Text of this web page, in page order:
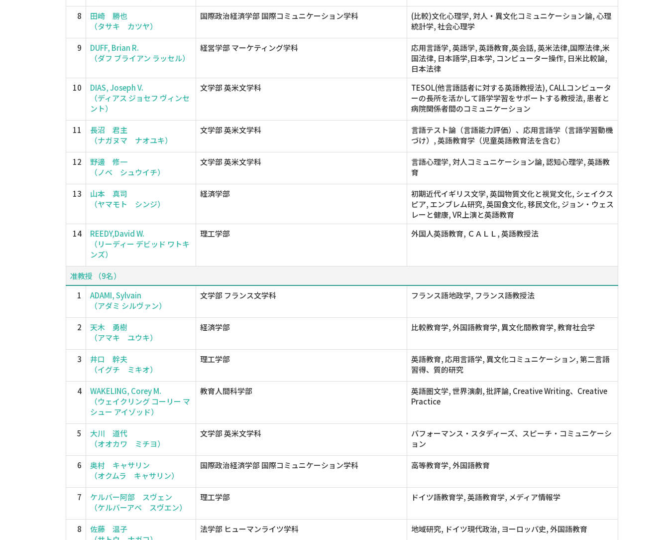
8
田崎 勝也
（タサキ カツヤ）
国際政治経済学部 国際コミュニケーション学科
(比較)文化心理学, 対人・異文化コミュニケーション論, 心理
統計学, 社会心理学
9
DUFF, Brian R.
（ダフ ブライアン ラッセル）
経営学部 マーケティング学科
応用言語学, 英語学, 英語教育,英会話, 英米法律,国際法律,米
国法律, 日本語学,日本学, コンピューター操作, 日米比較論,
日本法律
10
DIAS, Joseph V.
（ディアス ジョセフ ヴィンセ
ント）
文学部 英米文学科
TESOL(他言語話者に対する英語教授法), CALLコンピュータ
ーの長所を活かして語学学習をサポートする教授法, 患者と
病院関係者間のコミュニケーション
11
長沼 君主
（ナガヌマ ナオユキ）
文学部 英米文学科
言語テスト論（言語能力評価）、応用言語学（言語学習動機
づけ）, 英語教育学（児童英語教育法を含む）
12
野邊 修一
（ノベ シュウイチ）
文学部 英米文学科
言語心理学, 対人コミュニケーション論, 認知心理学, 英語教
育
13
山本 真司
（ヤマモト シンジ）
経済学部
初期近代イギリス文学, 英国物質文化と視覚文化, シェイクス
ピア, エンブレム研究, 英国食文化, 移民文化, ジョン・ウェス
レーと健康, VR上演と英語教育
14
REEDY,David W.
（リーディー デビッド ワトキ
ンズ）
理工学部 外国人英語教育, ＣＡＬＬ, 英語教授法
准教授 （9名）
1
ADAMI, Sylvain
（アダミ シルヴァン）
文学部 フランス文学科 フランス語地政学, フランス語教授法
2
天木 勇樹
（アマキ ユウキ）
経済学部 比較教育学, 外国語教育学, 異文化間教育学, 教育社会学
3
井口 幹夫
（イグチ ミキオ）
理工学部
英語教育, 応用言語学, 異文化コミュニケーション, 第二言語
習得、質的研究
4
WAKELING, Corey M.
（ウェイクリング コーリー マ
シュー アイゾッド）
教育人間科学部
英語圏文学, 世界演劇, 批評論, Creative Writing、Creative
Practice
5
大川 道代
（オオカワ ミチヨ）
文学部 英米文学科
パフォーマンス・スタディーズ、スピーチ・コミュニケーシ
ョン
6
奥村 キャサリン
（オクムラ キャサリン）
国際政治経済学部 国際コミュニケーション学科 高等教育学, 外国語教育
7
ケルバー阿部 スヴェン
（ケルバーアベ スヴエン）
理工学部 ドイツ語教育学, 英語教育学, メディア情報学
8
佐藤 温子
法学部 ヒューマンライツ学科 地域研究, ドイツ現代政治, ヨーロッパ史, 外国語教育